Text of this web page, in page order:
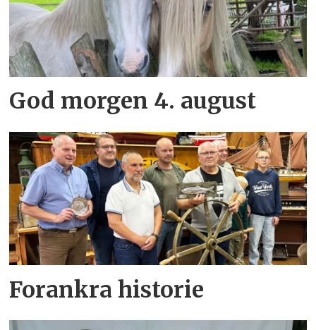
God morgen 4. august
Forankra historie